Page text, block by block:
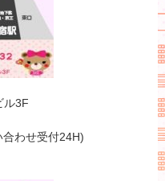
ル3F
わせ受付24H)